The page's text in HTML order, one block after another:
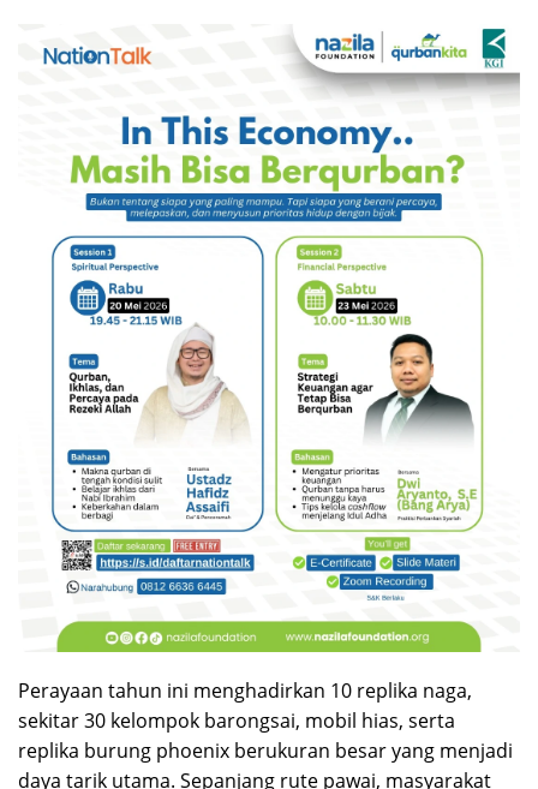
Perayaan tahun ini menghadirkan 10 replika naga,
sekitar 30 kelompok barongsai, mobil hias, serta
replika burung phoenix berukuran besar yang menjadi
daya tarik utama. Sepanjang rute pawai, masyarakat